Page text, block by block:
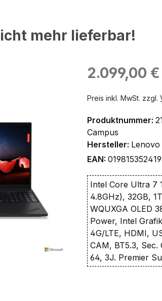
mehr lieferbar!
Regulärer Preis:
2.099,00 €
Preis inkl. MwSt. zzgl.
Produktnummer:
Campus
Hersteller: Lenovo
EAN:
Intel Core Ultra 7
4.8GHz), 32GB,
WQUXGA OLED
Power, Intel
4G/LTE, HDMI,
CAM, BT5.3, Sec.
64, 3J. Premier